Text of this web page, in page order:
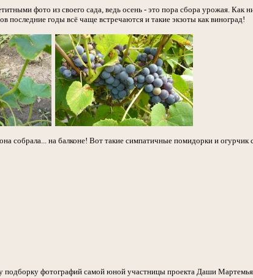
фото из своего сада, ведь осень - это пора сбора урожая. Как
годы всё чаще встречаются и такие экзоты как виноград!
собрала... на балконе! Вот такие симпатичные помидорки и огурчик
подборку фотографий самой юной участницы проекта Даши